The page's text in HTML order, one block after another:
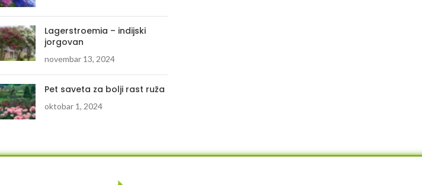
Lagerstroemia – indijski
jorgovan
novembar 13, 2024
Pet saveta za bolji rast ruža
oktobar 1, 2024